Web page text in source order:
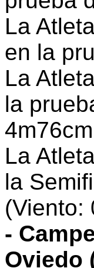
La
en la
La
la
La
la
(Viento:
-
Oviedo